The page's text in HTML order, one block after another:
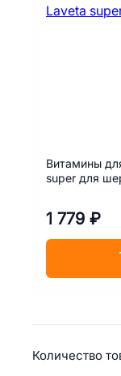
Витамины
super для
1 779 ₽
Количество